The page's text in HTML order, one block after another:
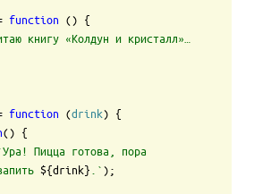
function () {
книгу «Колдун и кристалл»…
function (drink) {
() {
Пицца готова, пора
${drink} .` );